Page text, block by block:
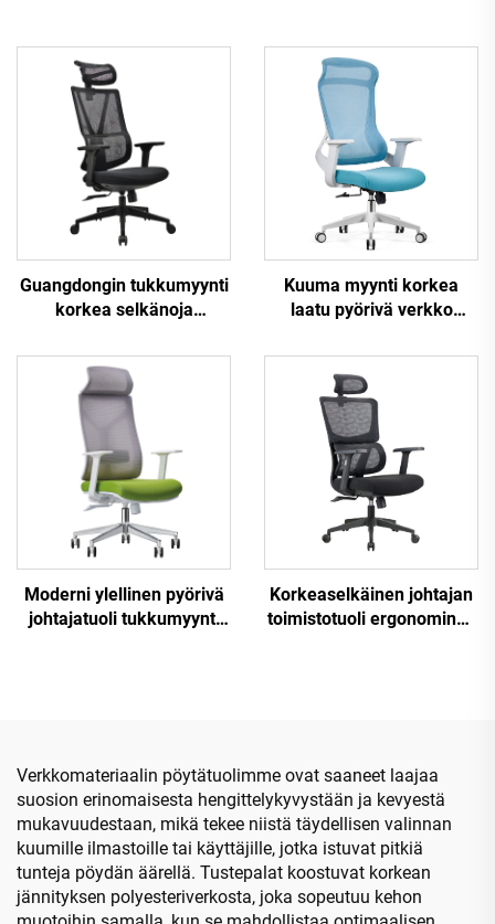
Guangdongin tukkumyynti
korkea selkänoja
verkko toimistotuoli
mukava tietokonepöydän
tuoli toimistoon
Kuuma myynti korkea
laatu pyörivä verkko
tietokonekalusteet
muovinen ergonominen
toimistotuoli
henkilöstöjohtajan tuoli
Moderni ylellinen pyörivä
johtajatuoli tukkumyynti
Korkeaselkäinen johtajan
toimistotuoli ergonominen
Verkkomateriaalin pöytätuolimme ovat saaneet laajaa
suosion erinomaisesta hengittelykyvystään ja kevyestä
mukavuudestaan, mikä tekee niistä täydellisen valinnan
kuumille ilmastoille tai käyttäjille, jotka istuvat pitkiä
tunteja pöydän äärellä. Tustepalat koostuvat korkean
jännityksen polyesteriverkosta, joka sopeutuu kehon